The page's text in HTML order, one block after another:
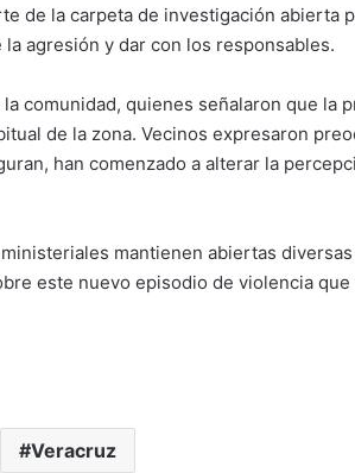
de la carpeta de investigación abierta
agresión y dar con los responsables.
comunidad, quienes señalaron que la
de la zona. Vecinos expresaron
han comenzado a alterar la
mantienen abiertas
este nuevo episodio de violencia que
Veracruz